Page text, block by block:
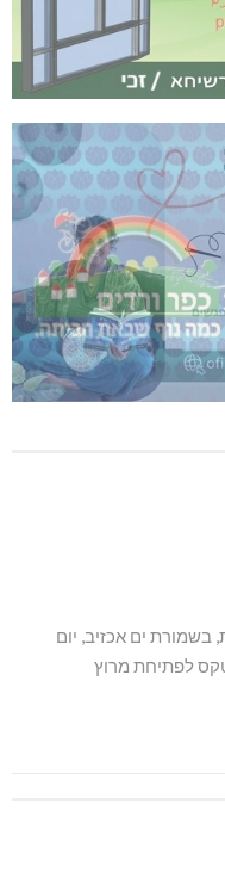
בחוף בצת, בשמורת ים אכזיב, יום
לפתיחת מרוץ